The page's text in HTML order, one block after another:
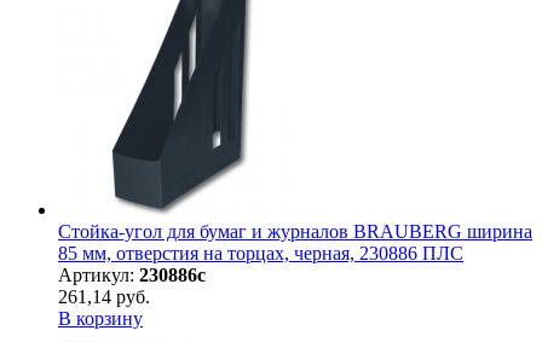
Стойка-угол для бумаг и журналов BRAUBERG ширина
85 мм, отверстия на торцах, черная, 230886 ПЛС
Артикул: 230886с
261,14 руб.
В корзину